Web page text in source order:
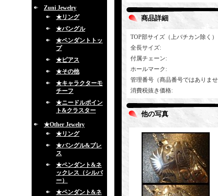
Zuni Jewelry
★リング
★バングル
★ペンダントトッ
プ
★ピアス
★その他
★キャラクターモ
チーフ
★ニードルポイン
ト&クラスター
★Other Jewelry
★リング
★バングル&ブレ
ス
★ペンダント&ネ
ックレス（シルバ
ー）
★ペンダント&ネ
商品詳細
TOP部サイズ（上バチカン除く）
全長サイズ:
付属チェーン:
ホールマーク :
管理番号（商品番号ではありま
消費税抜き価格:
他の写真